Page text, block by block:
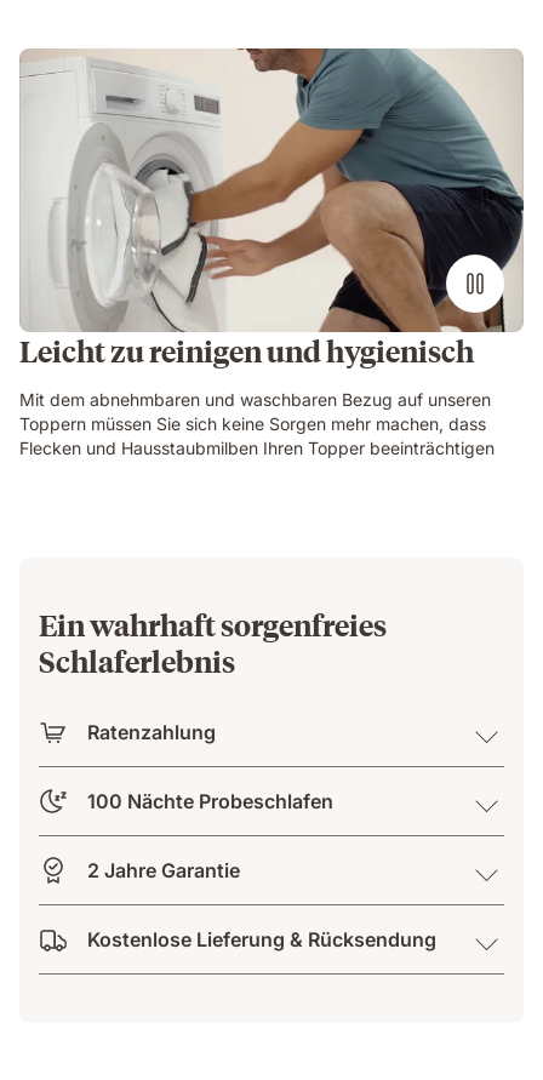
Leicht zu reinigen und hygienisch
Mit dem abnehmbaren und waschbaren Bezug auf unseren
Toppern müssen Sie sich keine Sorgen mehr machen, dass
Flecken und Hausstaubmilben Ihren Topper beeinträchtigen
Ein wahrhaft sorgenfreies
Schlaferlebnis
Ratenzahlung
100 Nächte Probeschlafen
2 Jahre Garantie
Kostenlose Lieferung & Rücksendung